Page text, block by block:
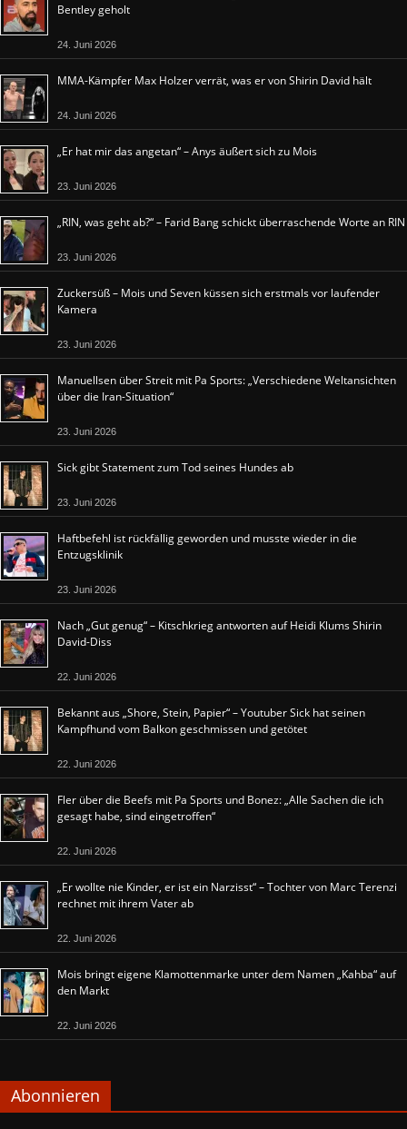
Bentley geholt
24. Juni 2026
MMA-Kämpfer Max Holzer verrät, was er von Shirin David hält
24. Juni 2026
„Er hat mir das angetan“ – Anys äußert sich zu Mois
23. Juni 2026
„RIN, was geht ab?“ – Farid Bang schickt überraschende Worte an RIN
23. Juni 2026
Zuckersüß – Mois und Seven küssen sich erstmals vor laufender
Kamera
23. Juni 2026
Manuellsen über Streit mit Pa Sports: „Verschiedene Weltansichten
über die Iran-Situation“
23. Juni 2026
Sick gibt Statement zum Tod seines Hundes ab
23. Juni 2026
Haftbefehl ist rückfällig geworden und musste wieder in die
Entzugsklinik
23. Juni 2026
Nach „Gut genug“ – Kitschkrieg antworten auf Heidi Klums Shirin
David-Diss
22. Juni 2026
Bekannt aus „Shore, Stein, Papier“ – Youtuber Sick hat seinen
Kampfhund vom Balkon geschmissen und getötet
22. Juni 2026
Fler über die Beefs mit Pa Sports und Bonez: „Alle Sachen die ich
gesagt habe, sind eingetroffen“
22. Juni 2026
„Er wollte nie Kinder, er ist ein Narzisst“ – Tochter von Marc Terenzi
rechnet mit ihrem Vater ab
22. Juni 2026
Mois bringt eigene Klamottenmarke unter dem Namen „Kahba“ auf
den Markt
22. Juni 2026
Abonnieren